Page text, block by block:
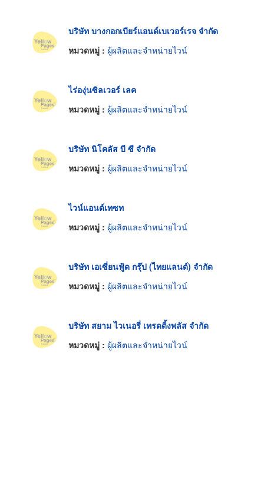
บริษัท บางกอกเบียร์แอนด์เบเวอร์เรจ จำกัด
หมวดหมู่ : ผู้ผลิตและจำหน่ายไวน์
ไร่องุ่นซิลเวอร์ เลค
หมวดหมู่ : ผู้ผลิตและจำหน่ายไวน์
บริษัท นิโคลัส บี ซี จำกัด
หมวดหมู่ : ผู้ผลิตและจำหน่ายไวน์
ไวน์แอนด์เทซท
หมวดหมู่ : ผู้ผลิตและจำหน่ายไวน์
บริษัท เอเซี่ยนฟู้ด กรุ๊ป (ไทยแลนด์) จำกัด
หมวดหมู่ : ผู้ผลิตและจำหน่ายไวน์
บริษัท สยาม ไวเนอรี่ เทรดดิ้งพลัส จำกัด
หมวดหมู่ : ผู้ผลิตและจำหน่ายไวน์